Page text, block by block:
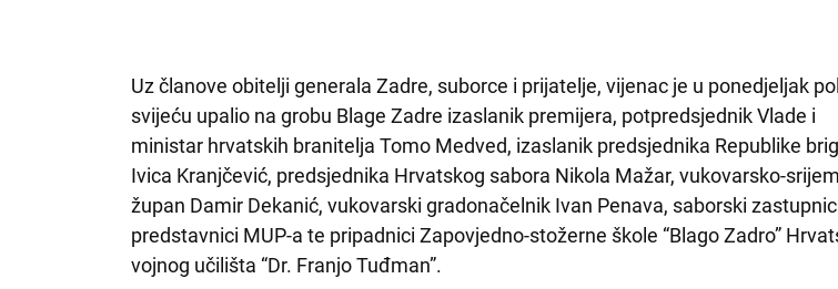
Uz članove obitelji generala Zadre, suborce i prijatelje, vijenac je u ponedjeljak
svijeću upalio na grobu Blage Zadre izaslanik premijera, potpredsjednik Vlade i
ministar hrvatskih branitelja Tomo Medved, izaslanik predsjednika Republike
Ivica Kranjčević, predsjednika Hrvatskog sabora Nikola Mažar, vukovarsko-
župan Damir Dekanić, vukovarski gradonačelnik Ivan Penava, saborski
predstavnici MUP-a te pripadnici Zapovjedno-stožerne škole “Blago Zadro”
vojnog učilišta “Dr. Franjo Tuđman”.